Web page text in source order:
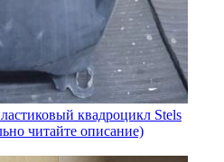
квадроцикл Stels
читайте описание)